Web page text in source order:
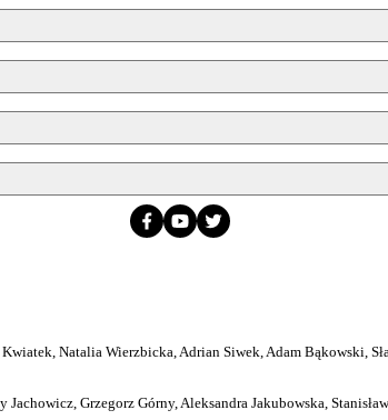
Natalia Wierzbicka, Adrian Siwek, Adam Bąkowski,
Grzegorz Górny, Aleksandra Jakubowska,